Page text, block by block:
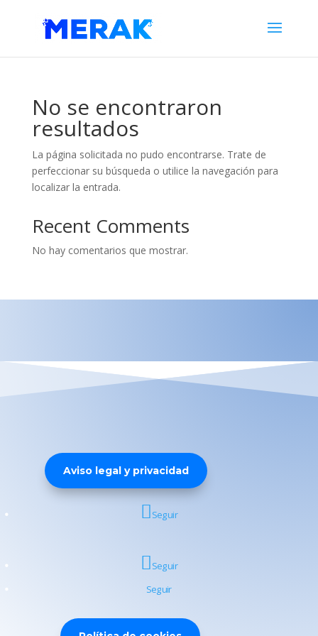
No se encontraron
resultados
La página solicitada no pudo encontrarse. Trate de
perfeccionar su búsqueda o utilice la navegación para
localizar la entrada.
Recent Comments
No hay comentarios que mostrar.
Aviso legal y privacidad
Seguir
Seguir
Seguir